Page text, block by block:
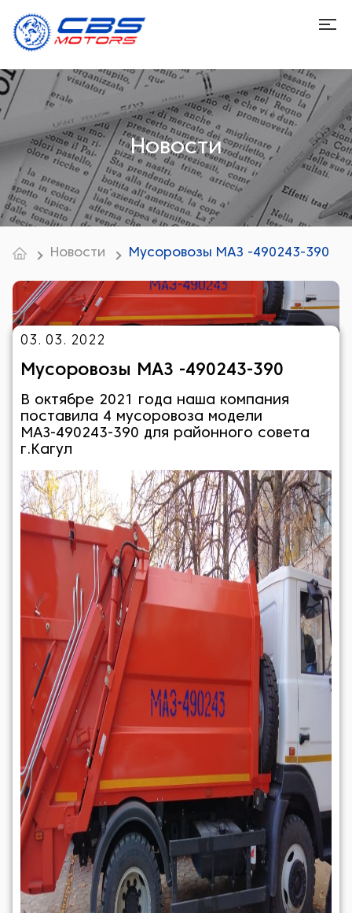
Новости
Новости Мусоровозы МАЗ -490243-390
03. 03. 2022
Мусоровозы МАЗ -490243-390
В октябре 2021 года наша компания
поставила 4 мусоровоза модели
МАЗ-490243-390 для районного совета
г.Кагул